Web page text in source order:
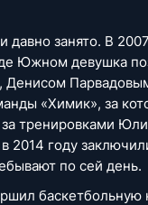
занято. В
Южном девушка
Денисом
«Химик», за
тренировками
в 2014 году
по сей день.
баскетбольную